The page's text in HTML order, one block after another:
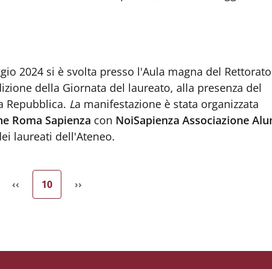
2024 si è svolta presso l'Aula magna del Rettorato
della Giornata del laureato, alla presenza del
Repubblica. La manifestazione è stata organizzata
Roma Sapienza con NoiSapienza Associazione
laureati dell'Ateneo.
Pagina precedente
‹‹ Pagina attuale
10 Pagina successiva
››